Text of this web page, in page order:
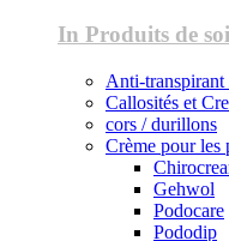
In Produits de
Anti-
Callosités et
cors / durillons
Crème pour les
Gehwol
Podocare
Pododip